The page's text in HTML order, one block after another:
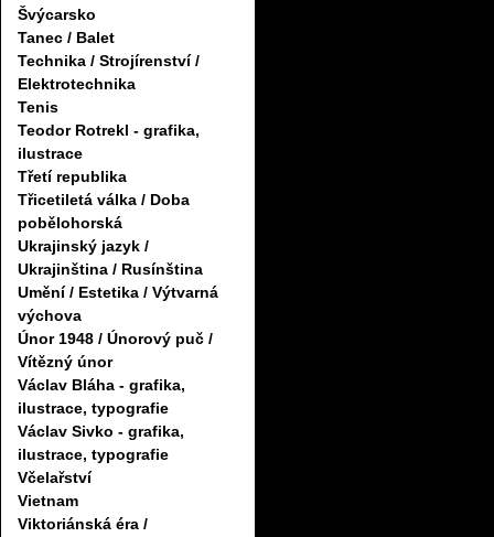
Švýcarsko
Tanec / Balet
Technika / Strojírenství /
Elektrotechnika
Tenis
Teodor Rotrekl - grafika,
ilustrace
Třetí republika
Třicetiletá válka / Doba
pobělohorská
Ukrajinský jazyk /
Ukrajinština / Rusínština
Umění / Estetika / Výtvarná
výchova
Únor 1948 / Únorový puč /
Vítězný únor
Václav Bláha - grafika,
ilustrace, typografie
Václav Sivko - grafika,
ilustrace, typografie
Včelařství
Vietnam
Viktoriánská éra /